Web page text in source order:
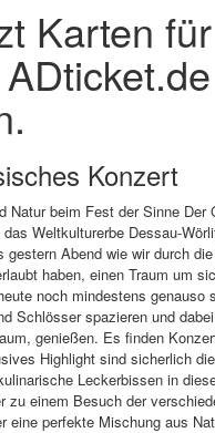
Karten
Konzert
Natur beim Fest der Sinne
Weltkulturerbe Dessau-
gestern Abend wie wir durch
haben, einen Traum um
noch mindestens genauso
Schlösser spazieren und
genießen. Es finden
Highlight sind sicherlich
Leckerbissen in
zu einem Besuch der
eine perfekte Mischung aus